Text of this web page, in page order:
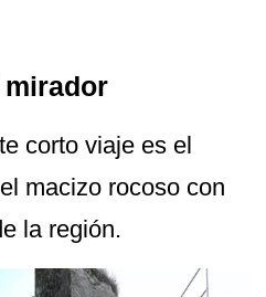
corto viaje es el
macizo rocoso con
la región.